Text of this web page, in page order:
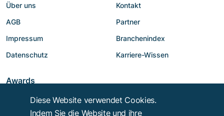
Über uns
AGB
Impressum
Datenschutz
Kontakt
Partner
Branchenindex
Karriere-Wissen
Awards
Diese Website verwendet Cookies.
Indem Sie die Website und ihre